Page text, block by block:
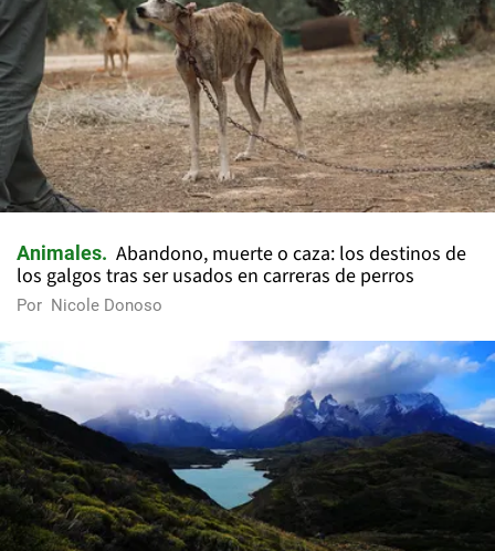
Animales
Abandono, muerte o caza: los destinos de
los galgos tras ser usados en carreras de perros
Por Nicole Donoso